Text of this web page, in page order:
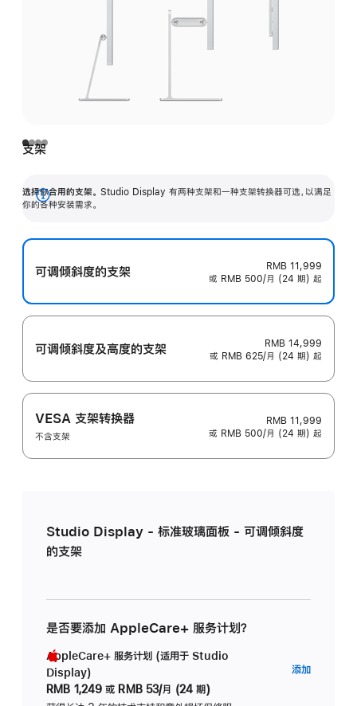
支架
选择你合用的支架。 Studio Display 有两种支架和一种支架转换器可选，以满足
你的各种安装需求。
展
可调倾斜度的支架
RMB 11,999
或 RMB 500/月 (24 期) 起
可调倾斜度及高‍度的支‍架
RMB 14,999
或 RMB 625/月 (24 期) 起
VESA 支架转换器
不含支架
RMB 11,999
或 RMB 500/月 (24 期) 起
Studio Display - 标准玻璃面板 - 可调倾斜度
的支架
是否要添加 AppleCare+ 服务计划？
AppleCare+ 服务计划 (适用于 Studio
Display)
RMB 1,249 或 RMB 53/月 (24 期)
添加